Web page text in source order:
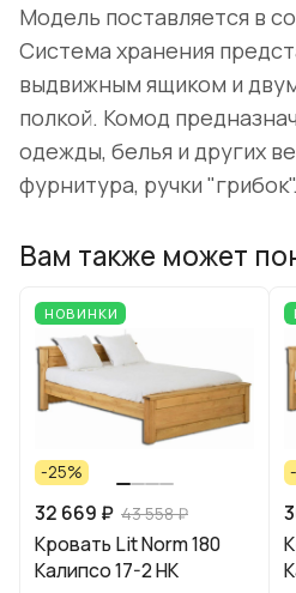
Модель поставляется в
Система хранения
выдвижным ящиком и
полкой. Комод
одежды, белья и других
фурнитура, ручки "грибок".
Вам также может
НОВИНКИ
-25%
32 669 ₽ 43 558 ₽
Кровать Lit Norm 180
Калипсо 17-2 НК